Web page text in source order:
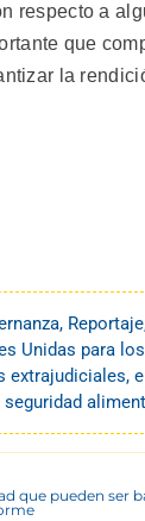
respecto a
que
la
, Reportaje
Unidas para
extrajudiciales,
seguridad
que pueden ser